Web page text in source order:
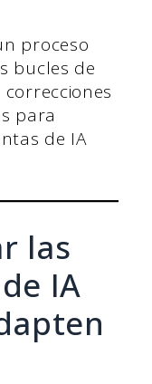
proceso
bucles de
para
de IA
las
IA